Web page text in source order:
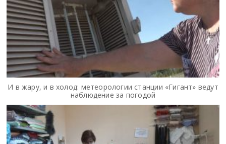
И в жару, и в холод: метеорологии станции «Гигант» ведут
наблюдение за погодой